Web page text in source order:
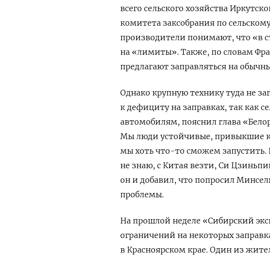
всего сельского хозяйства
комитета заксобрания по
производители понимают, что «в
на «лимиты». Также, по словам
предлагают заправляться на
Однако крупную технику туда не
к дефициту на заправках, так как
автомобилям, пояснил глава
Мы люди устойчивые, привыкшие
мы хоть что-то сможем запустить.
не знаю, с Китая везти, Си
он и добавил, что попросил
проблемы.
На прошлой неделе «Сибирский
ограничений на некоторых
в Красноярском крае. Один из